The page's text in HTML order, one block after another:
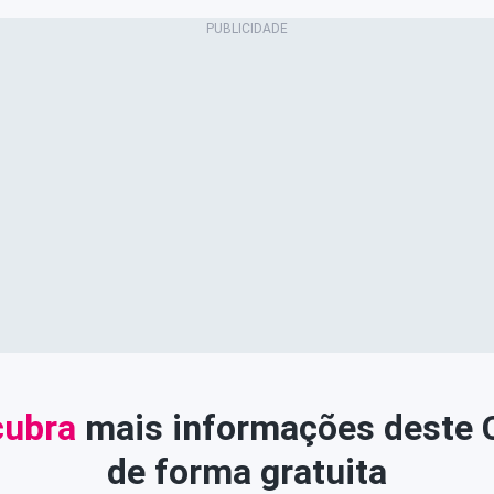
mais informações deste
de forma gratuita